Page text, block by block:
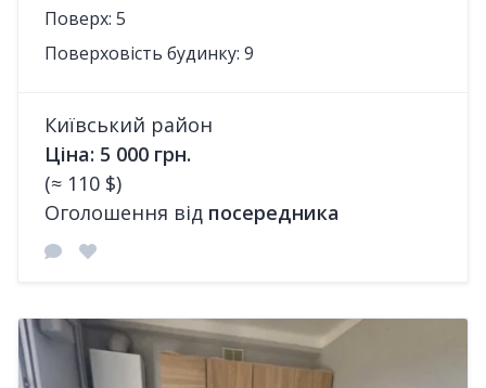
Поверх: 5
Поверховість будинку: 9
Київський район
Ціна: 5 000 грн.
(≈ 110 $)
Оголошення від посередника